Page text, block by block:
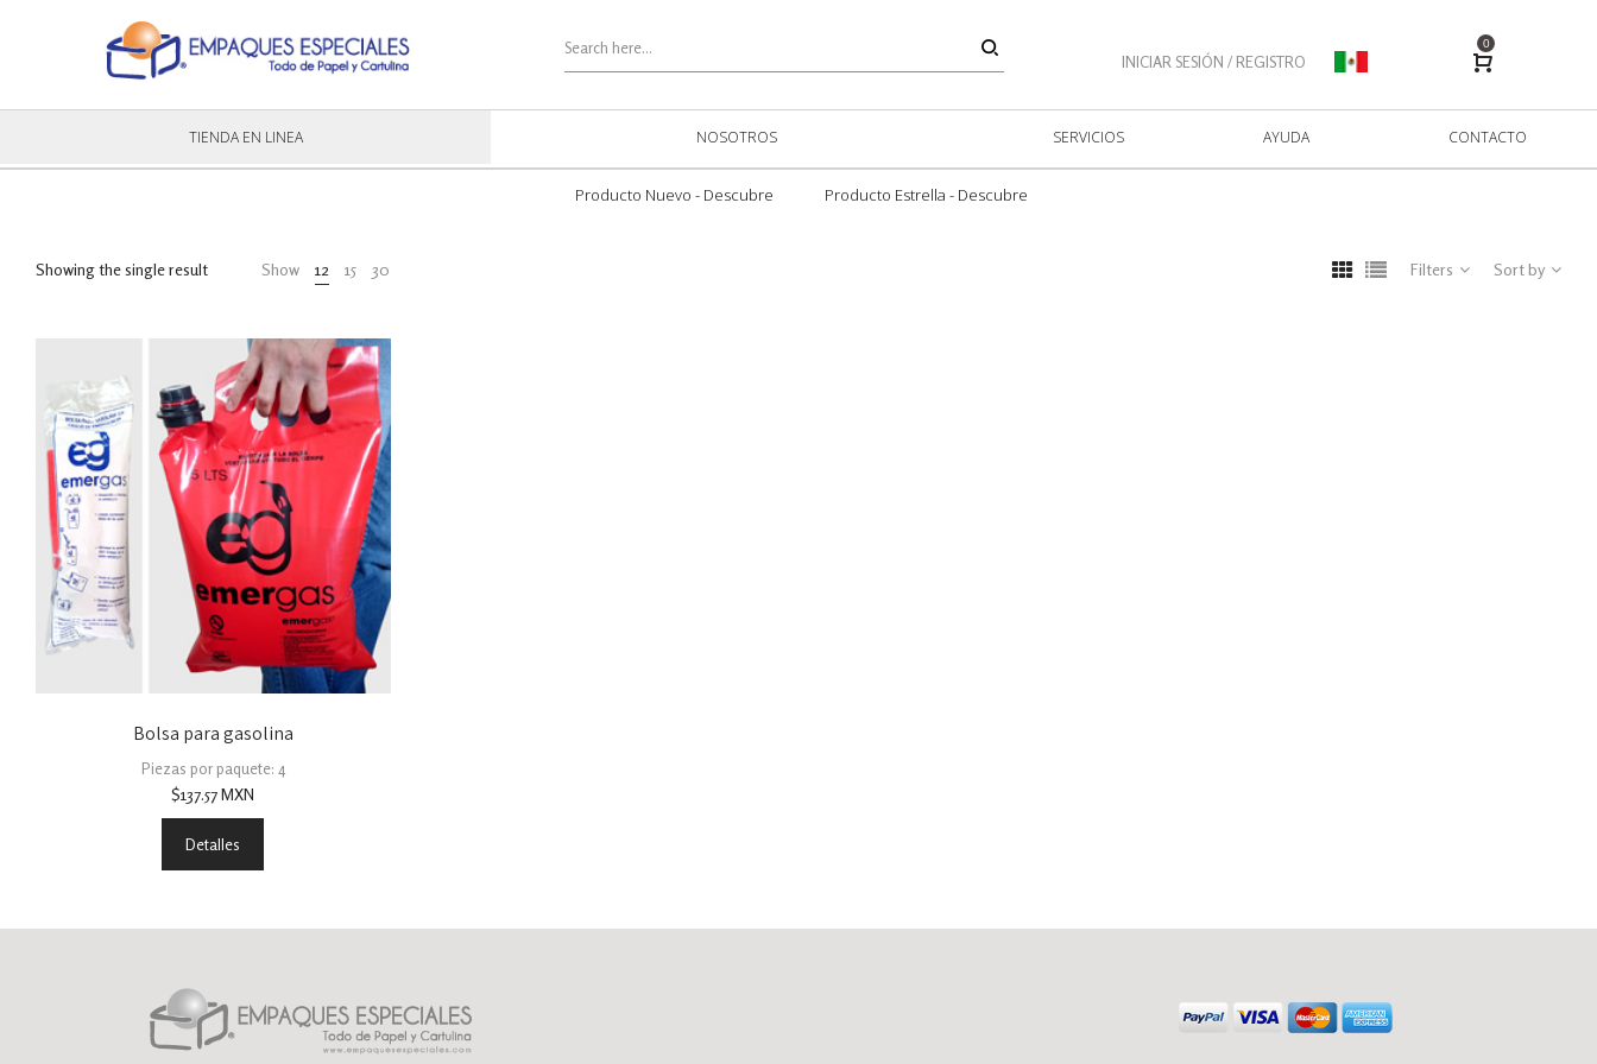
INICIAR SESIÓN / REGISTRO
0
TIENDA EN LINEA NOSOTROS SERVICIOS AYUDA CONTACTO
Producto Nuevo - Descubre Producto Estrella - Descubre
Showing the single result Show 12 15 30 Filters Sort by
Bolsa para gasolina
Piezas por paquete: 4
$137.57MXN
Detalles